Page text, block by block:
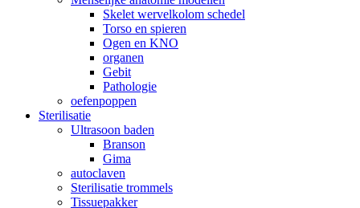
Skelet wervelkolom schedel
Torso en spieren
Ogen en KNO
organen
Gebit
Pathologie
oefenpoppen
Sterilisatie
Ultrasoon baden
Branson
Gima
autoclaven
Sterilisatie trommels
Tissuepakker